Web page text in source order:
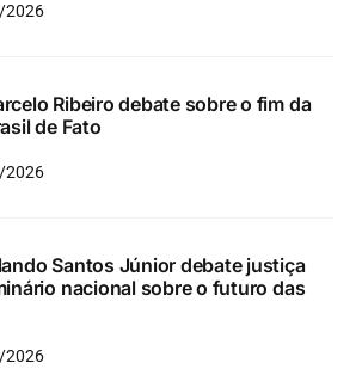
2026
Ribeiro debate sobre o fim da
de Fato
2026
Santos Júnior debate justiça
nacional sobre o futuro das
2026